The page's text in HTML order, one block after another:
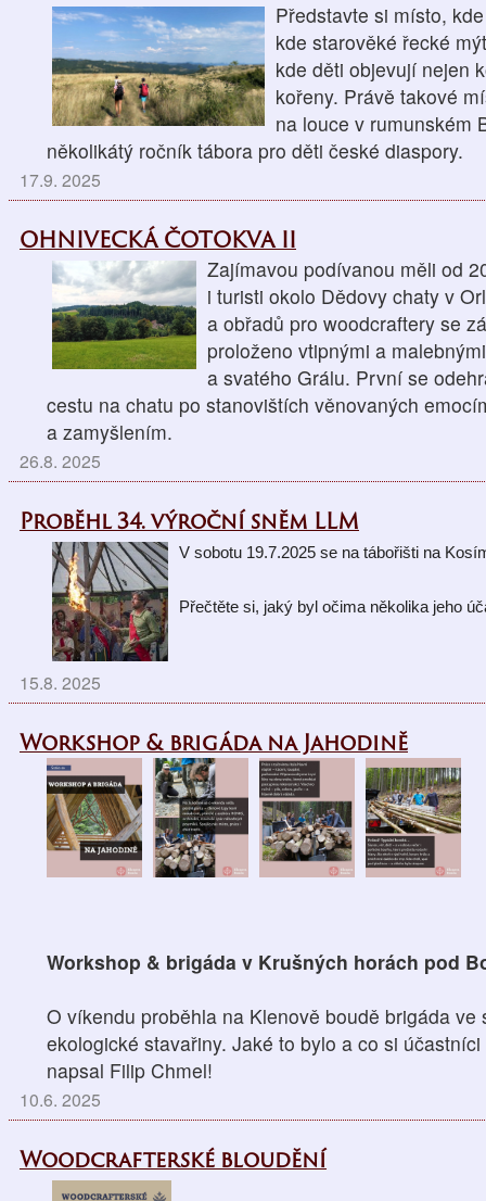
Představte si místo,
kde starověké řecké
kde děti objevují nejen
kořeny. Právě takové
na louce v rumunském
několikátý ročník tábora pro děti české diaspory.
17.9. 2025
OHNIVECKÁ ČOTOKVA II
Zajímavou podívanou měli od
i turisti okolo Dědovy chaty v
a obřadů pro woodcraftery se
proloženo vtipnými a
a svatého Grálu. První se
cestu na chatu po stanovištích věnovaných
a zamyšlením.
26.8. 2025
Proběhl 34. výroční sněm LLM
V sobotu 19.7.2025 se na tábořišti na
Přečtěte si, jaký byl očima několika jeho
15.8. 2025
Workshop & brigáda na Jahodině
Workshop & brigáda v Krušných horách pod
O víkendu proběhla na Klenově boudě brigáda ve
ekologické stavařiny. Jaké to bylo a co si
napsal Filip Chmel!
10.6. 2025
Woodcrafterské bloudění